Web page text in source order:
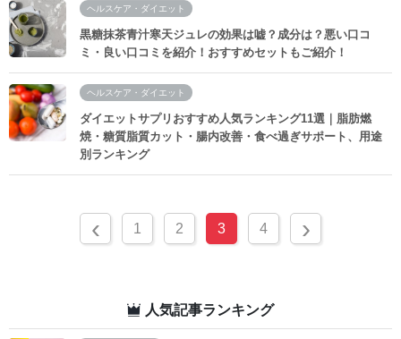
ヘルスケア・ダイエット
黒糖抹茶青汁寒天ジュレの効果は嘘？成分は？悪い口コ
ミ・良い口コミを紹介！おすすめセットもご紹介！
ヘルスケア・ダイエット
ダイエットサプリおすすめ人気ランキング11選｜脂肪燃
焼・糖質脂質カット・腸内改善・食べ過ぎサポート、用途
別ランキング
‹ 1 2 3 4 ›
人気記事ランキング